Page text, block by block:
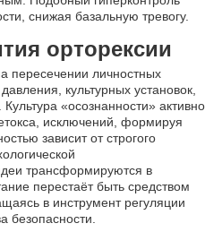
снижая базальную тревогу.
орторексии
пересечении личностных
культурных установок,
«осознанности» активно
исключений, формируя
зависит от строгого
трансформируются в
перестаёт быть средством
в инструмент регуляции
безопасности.